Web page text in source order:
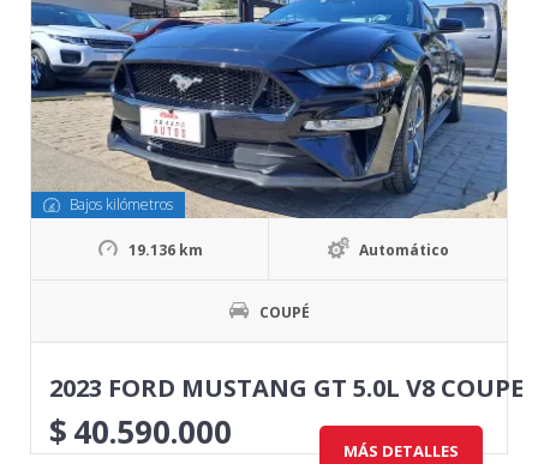
Bajos kilómetros
19.136 km Automático
COUPÉ
2023 FORD MUSTANG GT 5.0L V8 COUPE
$40.590.000 MÁS DETALLES